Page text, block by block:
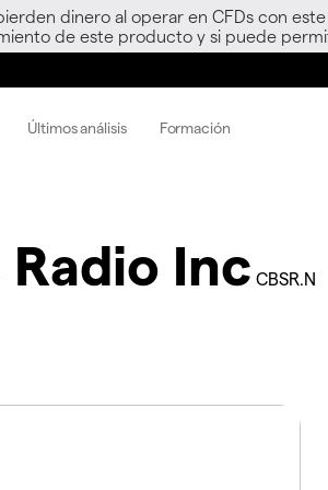
dinero al operar en CFDs con
de este producto y si puede
Últimos análisis Formación
Radio Inc CBSR.N